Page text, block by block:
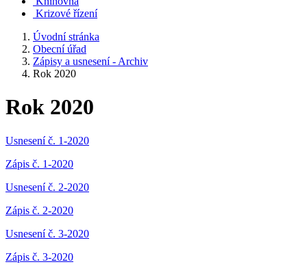
Krizové řízení
Úvodní stránka
Obecní úřad
Zápisy a usnesení - Archiv
Rok 2020
Rok 2020
Usnesení č. 1-2020
Zápis č. 1-2020
Usnesení č. 2-2020
Zápis č. 2-2020
Usnesení č. 3-2020
Zápis č. 3-2020